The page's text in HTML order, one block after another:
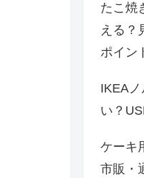
たこ焼
える？
ポイン
IKEA
い？
ケーキ
市販・